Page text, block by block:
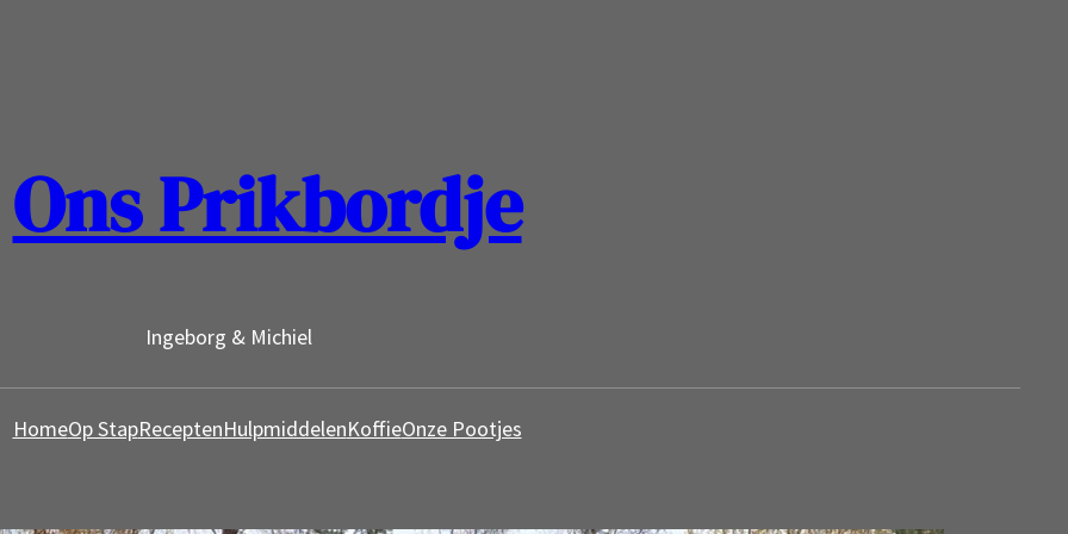
Ons Prikbordje
Ingeborg & Michiel
HomeOp StapReceptenHulpmiddelenKoffieOnze Pootjes